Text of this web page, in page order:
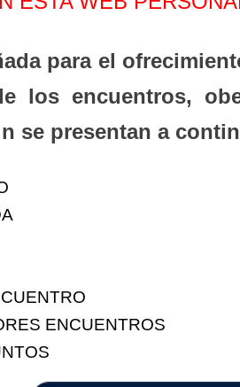
para el
los encuentros,
se presentan a
ENCUENTROS